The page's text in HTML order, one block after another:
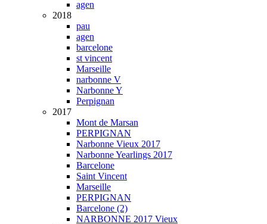
agen
2018
pau
agen
barcelone
st vincent
Marseille
narbonne V
Narbonne Y
Perpignan
2017
Mont de Marsan
PERPIGNAN
Narbonne Vieux 2017
Narbonne Yearlings 2017
Barcelone
Saint Vincent
Marseille
PERPIGNAN
Barcelone (2)
NARBONNE 2017 Vieux